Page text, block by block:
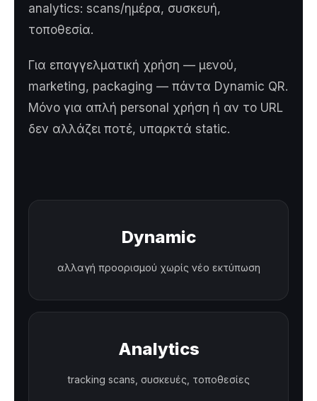
analytics: scans/ημέρα, συσκευή,
τοποθεσία.
Για επαγγελματική χρήση — μενού,
marketing, packaging — πάντα Dynamic QR.
Μόνο για απλή personal χρήση ή αν το URL
δεν αλλάζει ποτέ, υπαρκτά static.
Dynamic
αλλαγή προορισμού χωρίς νέο εκτύπωση
Analytics
tracking scans, συσκευές, τοποθεσίες